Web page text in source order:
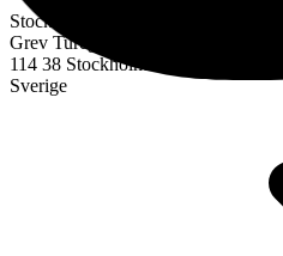
Stockholm
Grev Turegatan 30
114 38 Stockholm
Sverige